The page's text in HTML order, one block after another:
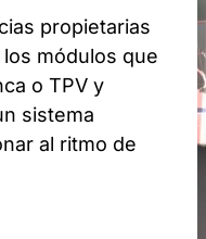
propietarias
módulos que
o TPV y
sistema
al ritmo de